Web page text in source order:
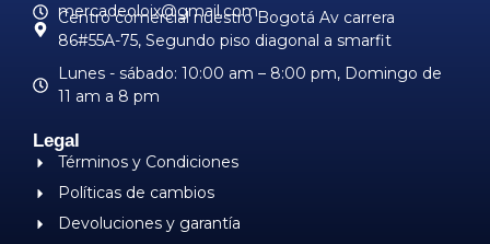
mercadeoloix@gmail.com
Centro comercial nuestro Bogotá Av carrera
86#55A-75, Segundo piso diagonal a smarfit
Lunes - sábado: 10:00 am – 8:00 pm, ​Domingo de
11 am a 8 pm
Legal
Términos y Condiciones
Políticas de cambios
Devoluciones y garantía